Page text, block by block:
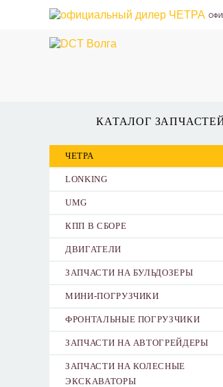
КАТАЛОГ
ЧЕТРА
LONKING
UMG
КПП В СБОРЕ
ДВИГАТЕЛИ
ЗАПЧАСТИ НА БУЛЬДОЗЕРЫ
МИНИ-ПОГРУЗЧИКИ
ФРОНТАЛЬНЫЕ ПОГРУЗЧИКИ
ЗАПЧАСТИ НА АВТОГРЕЙДЕРЫ
ЗАПЧАСТИ НА КОЛЕСНЫЕ
ЭКСКАВАТОРЫ